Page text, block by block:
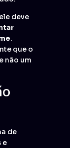
deve
.
que o
não um
de
e